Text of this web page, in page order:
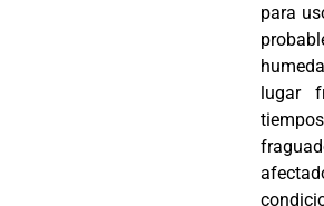
para
lugar